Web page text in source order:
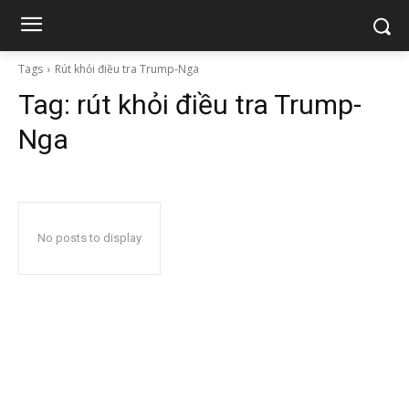
Tags Rút khỏi điều tra Trump-Nga
Tag: rút khỏi điều tra Trump-
Nga
No posts to display